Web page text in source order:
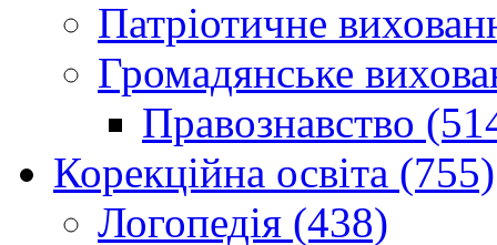
Патріотичне
Громадянське
Правознавство
Корекційна освіта (755)
Логопедія (438)